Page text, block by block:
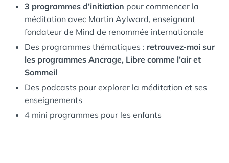
3 programmes d’initiation pour commencer la
méditation avec Martin Aylward, enseignant
fondateur de Mind de renommée internationale
Des programmes thématiques : retrouvez-moi sur
les programmes Ancrage, Libre comme l’air et
Sommeil
Des podcasts pour explorer la méditation et ses
enseignements
4 mini programmes pour les enfants